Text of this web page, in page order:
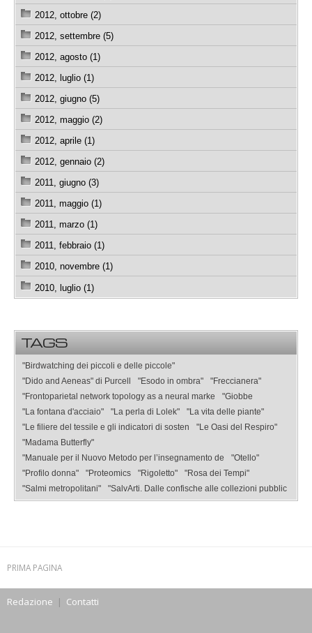
2012, ottobre (2)
2012, settembre (5)
2012, agosto (1)
2012, luglio (1)
2012, giugno (5)
2012, maggio (2)
2012, aprile (1)
2012, gennaio (2)
2011, giugno (3)
2011, maggio (1)
2011, marzo (1)
2011, febbraio (1)
2010, novembre (1)
2010, luglio (1)
TAGS
"Birdwatching dei piccoli e delle piccole"
"Dido and Aeneas" di Purcell
"Esodo in ombra"
"Freccianera"
"Frontoparietal network topology as a neural marke
"Giobbe
"La fontana d'acciaio"
"La perla di Lolek"
"La vita delle piante"
"Le filiere del tessile e gli indicatori di sosten
"Le Oasi del Respiro"
"Madama Butterfly"
"Manuale per il Nuovo Metodo per l’insegnamento de
"Otello"
"Profilo donna"
"Proteomics "Rigoletto"
"Rosa dei Tempi"
"Salmi metropolitani"
"SalvArti. Dalle confische alle collezioni pubblic
PRIMA PAGINA
Redazione | Contatti